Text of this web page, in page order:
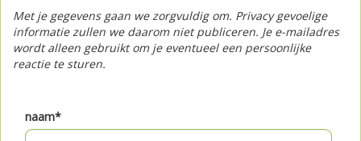
Met je gegevens gaan we zorgvuldig om. Privacy gevoelige
informatie zullen we daarom niet publiceren. Je e-mailadres
wordt alleen gebruikt om je eventueel een persoonlijke
reactie te sturen.
naam*